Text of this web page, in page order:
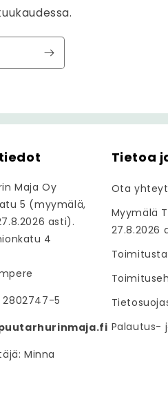
Maja Oy
5 (myymälä,
asti).
4
5
Minna
Tietoa
Ota
Myymälä
27.8.2026
Palautus-